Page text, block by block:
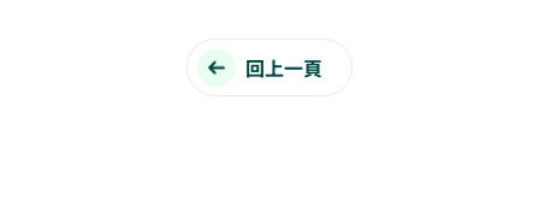
回上一頁